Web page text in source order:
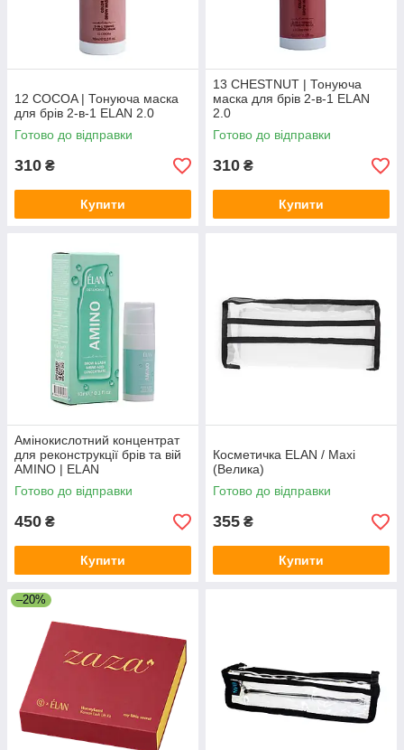
12 COCOA | Тонуюча маска
для брів 2-в-1 ELAN 2.0
Готово до відправки
310 ₴
Купити
13 CHESTNUT | Тонуюча
маска для брів 2-в-1 ELAN
2.0
Готово до відправки
310 ₴
Купити
Амінокислотний концентрат
для реконструкції брів та вій
AMINO | ELAN
Готово до відправки
450 ₴
Купити
Косметичка ELAN / Maxi
(Велика)
Готово до відправки
355 ₴
Купити
–20%